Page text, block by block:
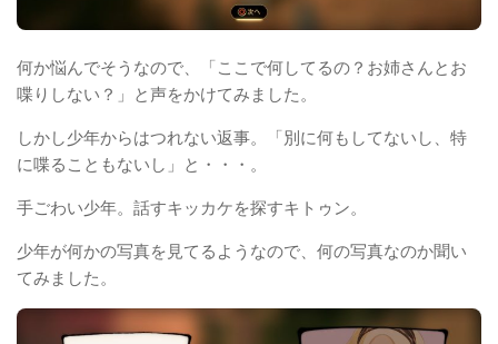
何か悩んでそうなので、「ここで何してるの？お姉さんとお
喋りしない？」と声をかけてみました。
しかし少年からはつれない返事。「別に何もしてないし、特
に喋ることもないし」と・・・。
手ごわい少年。話すキッカケを探すキトゥン。
少年が何かの写真を見てるようなので、何の写真なのか聞い
てみました。